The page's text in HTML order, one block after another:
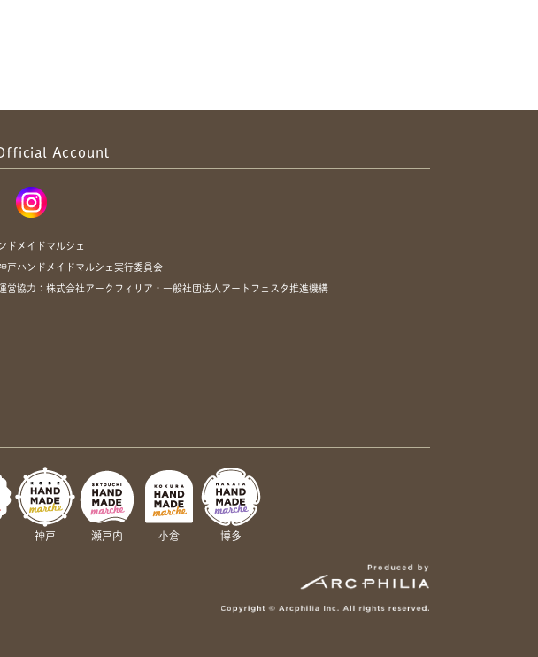
Account
ドメイドマルシェ
戸ハンドメイドマルシェ実行委員会
営協力：株式会社アークフィリア・一般社団法人アートフェスタ推進機構
神戸 瀬戸内 小倉 博多